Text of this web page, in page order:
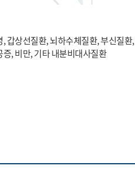
, 갑상선질환, 뇌하수체질환, 부신질환,
증, 비만, 기타 내분비대사질환